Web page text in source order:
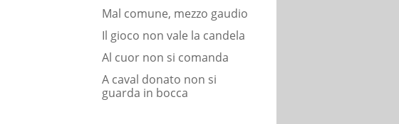
Mal comune, mezzo gaudio
Il gioco non vale la candela
Al cuor non si comanda
A caval donato non si
guarda in bocca